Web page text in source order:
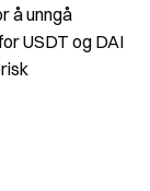
å unngå
USDT og DAI